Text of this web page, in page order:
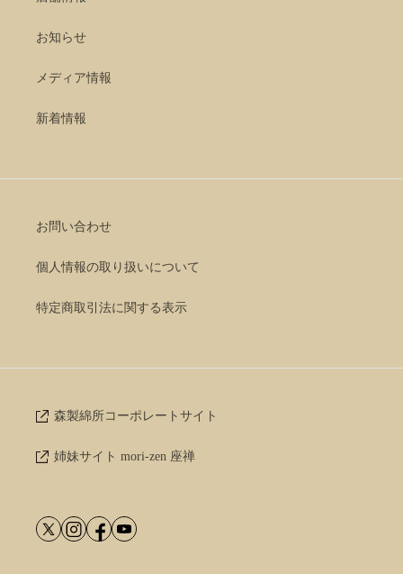
森製綿所コーポレートサイト
姉妹サイト mori-zen 座禅
お知らせ
メディア情報
新着情報
お問い合わせ
個人情報の取り扱いについて
特定商取引法に関する表示